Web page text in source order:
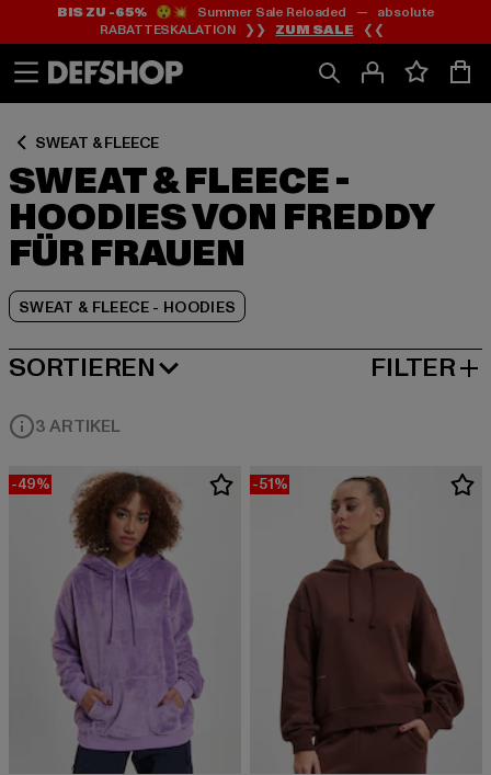
Zum
Inhalt
springen
Zum
Fußzeile
springen
BIS ZU -65%😲💥 Summer Sale Reloaded — absolute
RABATTESKALATION ❯❯ ZUM SALE ❮❮
SWEAT & FLEECE
SWEAT & FLEECE -
HOODIES VON FREDDY
FÜR FRAUEN
SWEAT & FLEECE - HOODIES
Zum
Produktraster
springen
SORTIEREN
BELIEBTESTE FILTER
3 ARTIKEL
-49% -51%